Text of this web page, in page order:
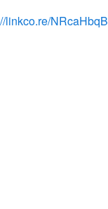
linkco.re/NRcaHbqB